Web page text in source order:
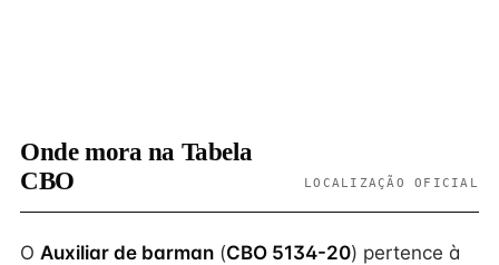
Onde mora na Tabela
CBO
LOCALIZAÇÃO OFICIAL
O Auxiliar de barman (CBO 5134-20) pertence à